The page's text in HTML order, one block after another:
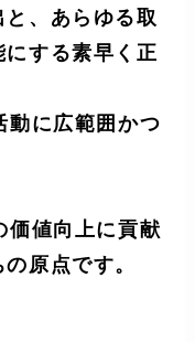
、あらゆる取
する素早く正
動に広範囲かつ
価値向上に貢献
原点です。